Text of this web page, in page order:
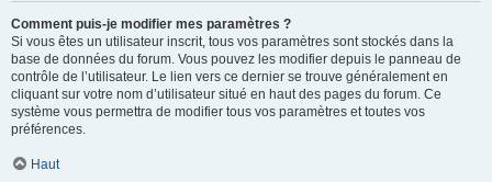
Comment puis-je modifier mes paramètres ?
Si vous êtes un utilisateur inscrit, tous vos paramètres sont stockés dans la
base de données du forum. Vous pouvez les modifier depuis le panneau de
contrôle de l’utilisateur. Le lien vers ce dernier se trouve généralement en
cliquant sur votre nom d’utilisateur situé en haut des pages du forum. Ce
système vous permettra de modifier tous vos paramètres et toutes vos
préférences.
Haut